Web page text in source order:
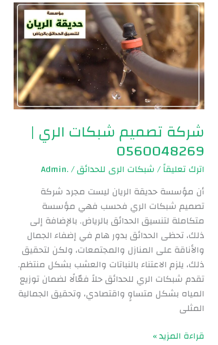
شركة تصميم شبكات الري |
0560048269
اترك تعليقاً/شبكات الرى للحدائق/
.Admin
أن مؤسسة حديقة الريان ليست مجرد شركة
تصميم شبكات الري فحسب فهي مؤسسة
متكاملة لتنسيق الحدائق بالرياض. بالإضافة إلى
ذلك، تحظى الحدائق بدور هام في إضفاء الجمال
والأناقة على المنازل والمجتمعات، ولكن لتحقيق
ذلك، يلزم الاعتناء بالنباتات والعشب بشكل منتظم.
تقدم شبكات الري للحدائق حلاً فعّالًا لضمان توزيع
المياه بشكل متساوٍ واقتصادي، وتحقيق الجمالية
المثلى
شركة
تصميم
شبكات
الري
|
0560048269
قراءة المزيد »